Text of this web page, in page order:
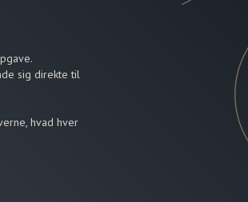
sig direkte til
hvad hver